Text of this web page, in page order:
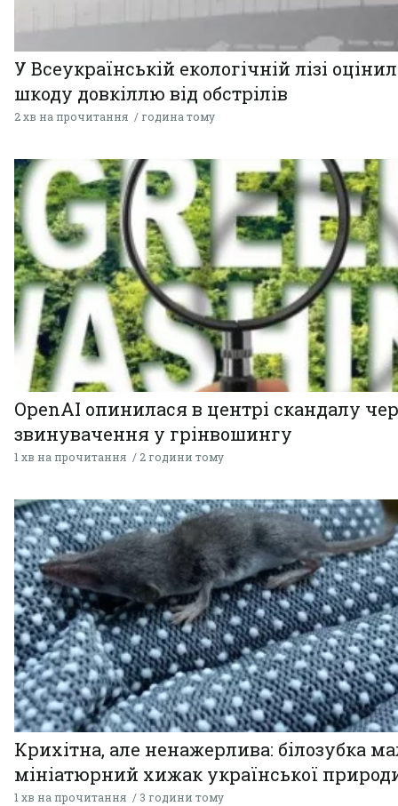
У Всеукраїнській екологічній лізі
шкоду довкіллю від обстрілів
2 хв на прочитання година тому
OpenAI опинилася в центрі скандалу
звинувачення у грінвошингу
1 хв на прочитання 2 години тому
Крихітна, але ненажерлива: білозубка
мініатюрний хижак української
1 хв на прочитання 3 години тому